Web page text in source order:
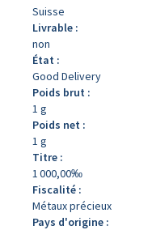
Suisse
Livrable :
non
État :
Good Delivery
Poids brut :
1 g
Poids net :
1 g
Titre :
1 000,00‰
Fiscalité :
Métaux précieux
Pays d'origine :